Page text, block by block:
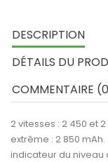
DESCRIPTION
DÉTAILS DU
COMMENTAIRE
2 vitesses : 2 450 et
extrême : 2 850
indicateur du